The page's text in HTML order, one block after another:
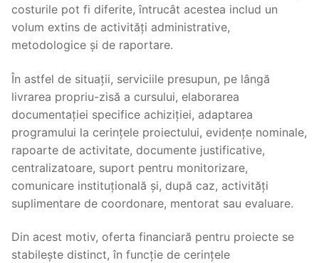
costurile pot fi diferite, întrucât acestea includ un
volum extins de activități administrative,
metodologice și de raportare.
În astfel de situații, serviciile presupun, pe lângă
livrarea propriu-zisă a cursului, elaborarea
documentației specifice achiziției, adaptarea
programului la cerințele proiectului, evidențe nominale,
rapoarte de activitate, documente justificative,
centralizatoare, suport pentru monitorizare,
comunicare instituțională și, după caz, activități
suplimentare de coordonare, mentorat sau evaluare.
Din acest motiv, oferta financiară pentru proiecte se
stabilește distinct, în funcție de cerințele